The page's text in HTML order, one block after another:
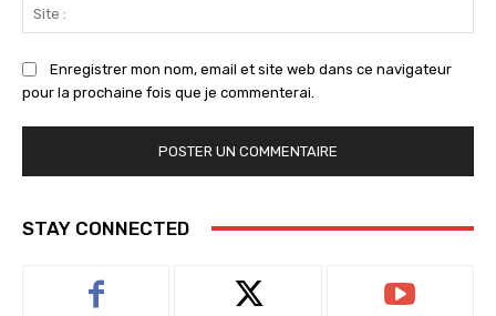
:
Enregistrer mon nom, email et site web dans ce navigateur
pour la prochaine fois que je commenterai.
STAY CONNECTED